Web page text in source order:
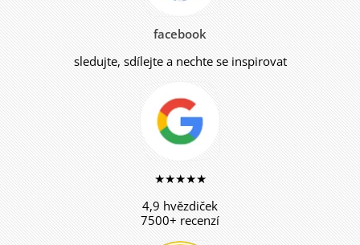
facebook
sledujte, sdílejte a nechte se inspirovat
★★★★★
4,9 hvězdiček
7500+ recenzí